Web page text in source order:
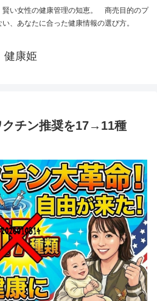
賢い女性の健康管理の知恵。 商売目的のプ
、あなたに合った健康情報の選び方。
健康姫
クチン推奨を17→11種